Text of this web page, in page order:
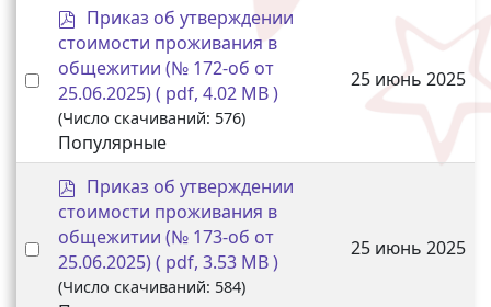
Select an item
p
d
f
Приказ об утверждении
стоимости проживания в
общежитии (№ 172-об от
25.06.2025)( pdf, 4.02 MB )
(Число скачиваний: 576)
Популярные
25 июнь 2025
Select an item
p
d
f
Приказ об утверждении
стоимости проживания в
общежитии (№ 173-об от
25.06.2025)( pdf, 3.53 MB )
(Число скачиваний: 584)
25 июнь 2025